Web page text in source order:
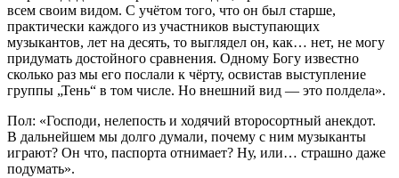
всем своим видом. С учётом того, что он был старше,
практически каждого из участников выступающих
музыкантов, лет на десять, то выглядел он, как… нет, не могу
придумать достойного сравнения. Одному Богу известно
сколько раз мы его послали к чёрту, освистав выступление
группы „Тень“ в том числе. Но внешний вид — это полдела».
Пол: «Господи, нелепость и ходячий второсортный анекдот.
В дальнейшем мы долго думали, почему с ним музыканты
играют? Он что, паспорта отнимает? Ну, или… страшно даже
подумать».